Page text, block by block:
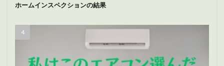
ホームインスペクションの結果